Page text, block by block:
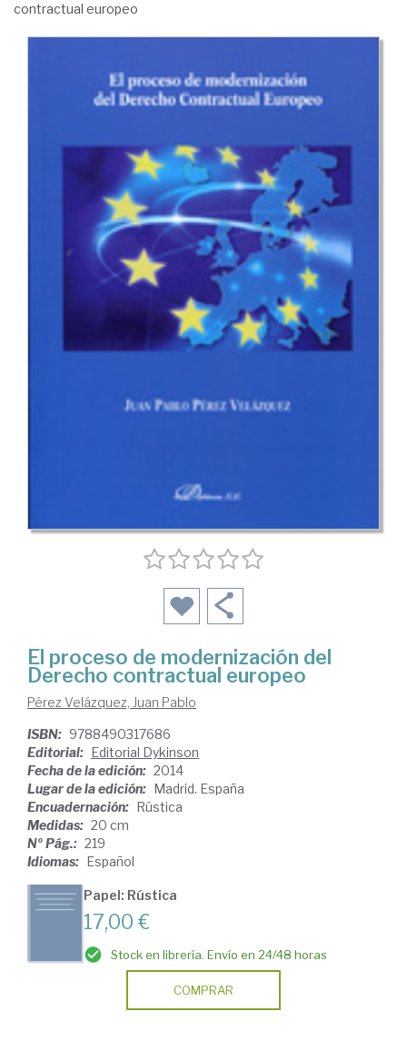
contractual europeo
El proceso de modernización del
Derecho contractual europeo
Pérez Velázquez, Juan Pablo
ISBN: 9788490317686
Editorial: Editorial Dykinson
Fecha de la edición: 2014
Lugar de la edición: Madrid. España
Encuadernación: Rústica
Medidas: 20 cm
Nº Pág.: 219
Idiomas: Español
Papel: Rústica
17,00 €
Stock en librería. Envío en 24/48 horas
COMPRAR